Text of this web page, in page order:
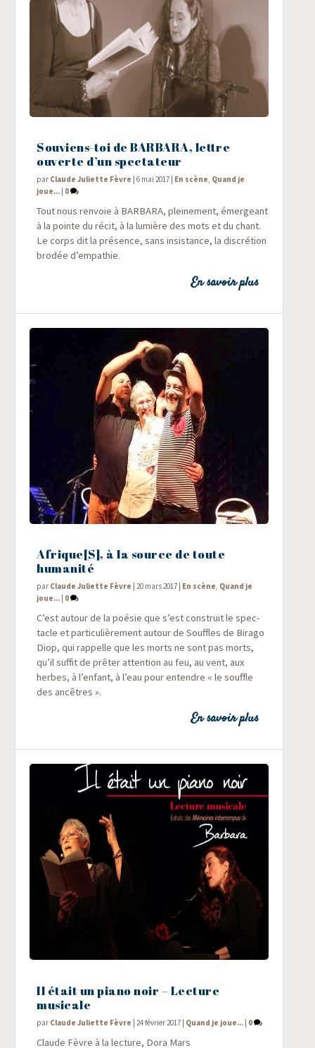
Souviens-toi de BARBARA, lettre
ouverte d’un spectateur
par Claude Juliette Fèvre |6 mai 2017 En scène, Quand je
joue... 0
Tout nous ren­voie à BARBARA, plei­ne­ment, émer­geant
à la pointe du récit, à la lumière des mots et du chant.
Le corps dit la pré­sence, sans insis­tance, la dis­cré­tion
bro­dée d’empathie.
En savoir plus
Afrique[S], à la source de toute
humanité
par Claude Juliette Fèvre |20 mars 2017 | En scène Quand je
joue... | 0
C’est autour de la poé­sie que s’est construit le spec­
tacle et par­ti­cu­liè­re­ment autour de Souffles de Bira­go
Diop, qui rap­pelle que les morts ne sont pas morts,
qu’il suf­fit de prê­ter atten­tion au feu, au vent, aux
herbes, à l’enfant, à l’eau pour entendre « le souffle
des ancêtres ».
En savoir plus
Il était un piano noir – Lecture
musicale
par Claude Juliette Fèvre |24 février 2017 Quand je joue... 0
Claude Fèvre à la lec­ture, Dora Mars